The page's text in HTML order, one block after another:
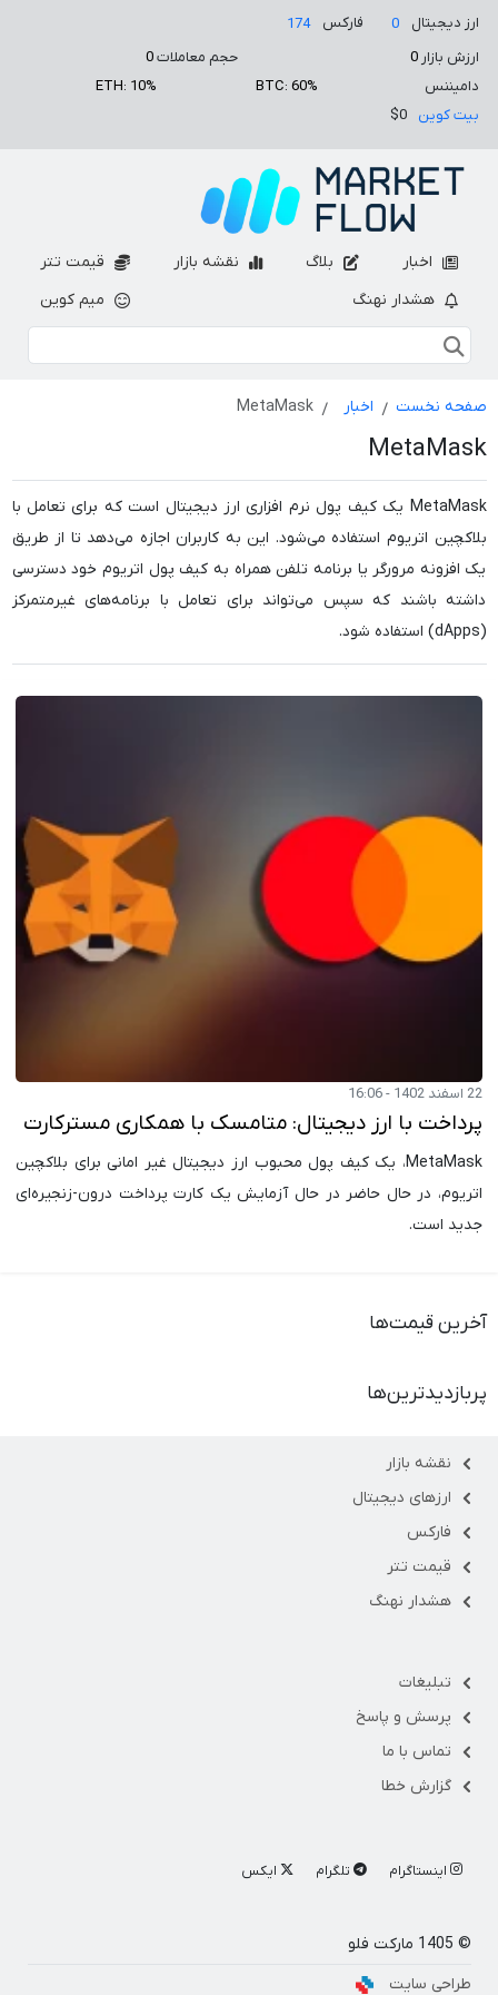
ارز دیجیتال 0 فارکس
174
ارزش بازار0 حجم معاملات0
دامیننس
BTC: 60%
ETH: 10%
بیت کوین
$0
اخبار بلاگ نقشه بازار
قیمت تتر
هشدار نهنگ
میم کوین
صفحه نخست اخبار MetaMask
MetaMask
MetaMask یک کیف پول نرم افزاری ارز دیجیتال است که برای تعامل با
بلاکچین اتریوم استفاده می‌شود. این به کاربران اجازه می‌دهد تا از طریق
یک افزونه مرورگر یا برنامه تلفن همراه به کیف پول اتریوم خود دسترسی
داشته باشند که سپس می‌تواند برای تعامل با برنامه‌های غیرمتمرکز
(dApps) استفاده شود.
22 اسفند 1402 - 16:06
پرداخت با ارز دیجیتال: متامسک با همکاری مسترکارت
MetaMask، یک کیف پول محبوب ارز دیجیتال غیر امانی برای بلاکچین
اتریوم، در حال حاضر در حال آزمایش یک کارت پرداخت درون-زنجیره‌ای
جدید است.
آخرین قیمت‌ها
پربازدیدترین‌ها
نقشه بازار
ارزهای دیجیتال
فارکس
قیمت تتر
هشدار نهنگ
تبلیغات
پرسش و پاسخ
تماس با ما
گزارش خطا
اینستاگرام تلگرام ایکس
© 1405 مارکت فلو
طراحی سایت